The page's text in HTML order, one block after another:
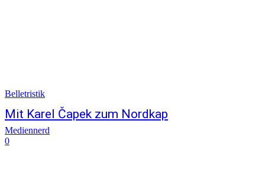
Belletristik
Mit Karel Čapek zum Nordkap
Mediennerd
0